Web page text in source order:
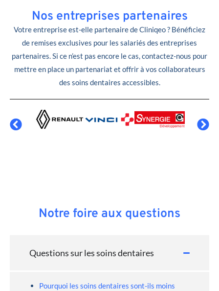
Nos entreprises partenaires
Votre entreprise est-elle partenaire de Cliniqeo ? Bénéficiez
de remises exclusives pour les salariés des entreprises
partenaires. Si ce n’est pas encore le cas, contactez-nous pour
mettre en place un partenariat et offrir à vos collaborateurs
des soins dentaires accessibles.
Notre foire aux questions
Questions sur les soins dentaires
Pourquoi les soins dentaires sont-ils moins